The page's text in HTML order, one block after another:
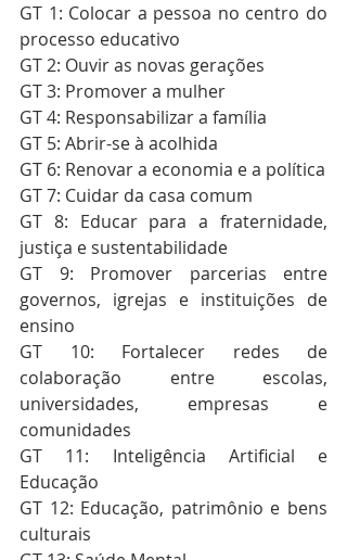
GT 1: Colocar a pessoa no centro do
processo educativo
GT 2: Ouvir as novas gerações
GT 3: Promover a mulher
GT 4: Responsabilizar a família
GT 5: Abrir-se à acolhida
GT 6: Renovar a economia e a política
GT 7: Cuidar da casa comum
GT 8: Educar para a fraternidade,
justiça e sustentabilidade
GT 9: Promover parcerias entre
governos, igrejas e instituições de
ensino
GT 10: Fortalecer redes de
colaboração entre escolas,
universidades, empresas e
comunidades
GT 11: Inteligência Artificial e
Educação
GT 12: Educação, patrimônio e bens
culturais